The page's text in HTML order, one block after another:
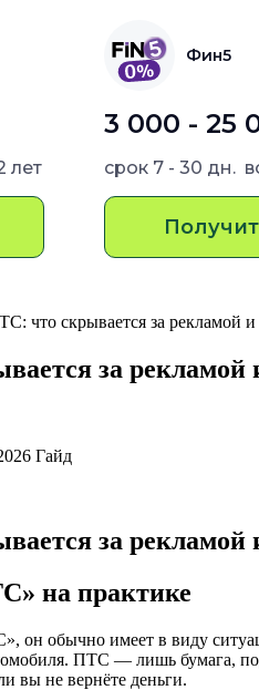
лет
Фин5
3 000 - 25
срок 7 - 30 дн.
что скрывается за рекламой
за рекламой
Гайд
за рекламой
на практике
он обычно имеет в виду
ПТС — лишь бумага,
вы не вернёте деньги.